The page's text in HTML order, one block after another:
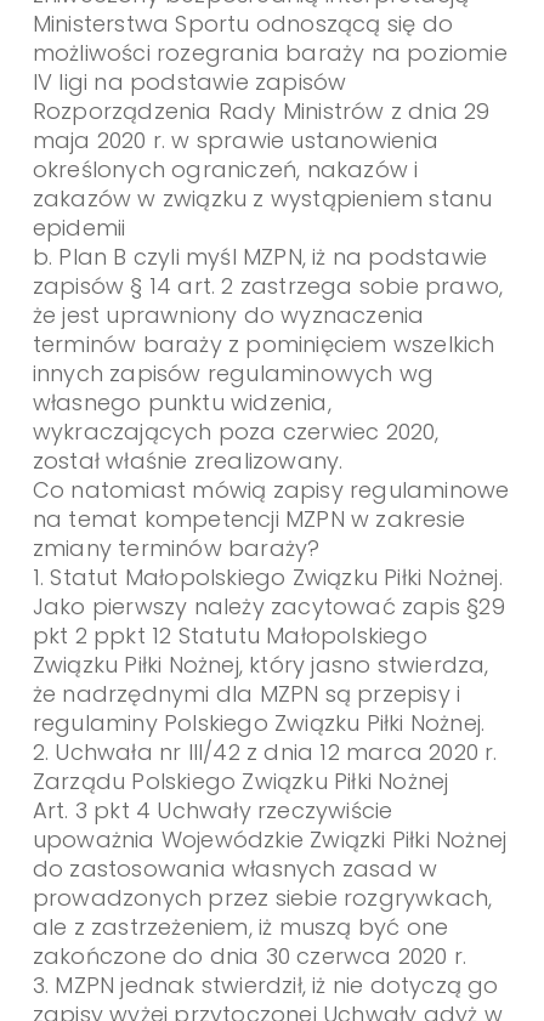
Ministerstwa Sportu odnoszącą się do
możliwości rozegrania baraży na poziomie
IV ligi na podstawie zapisów
Rozporządzenia Rady Ministrów z dnia 29
maja 2020 r. w sprawie ustanowienia
określonych ograniczeń, nakazów i
zakazów w związku z wystąpieniem stanu
epidemii
b. Plan B czyli myśl MZPN, iż na podstawie
zapisów § 14 art. 2 zastrzega sobie prawo,
że jest uprawniony do wyznaczenia
terminów baraży z pominięciem wszelkich
innych zapisów regulaminowych wg
własnego punktu widzenia,
wykraczających poza czerwiec 2020,
został właśnie zrealizowany.
Co natomiast mówią zapisy regulaminowe
na temat kompetencji MZPN w zakresie
zmiany terminów baraży?
1. Statut Małopolskiego Związku Piłki Nożnej.
Jako pierwszy należy zacytować zapis §29
pkt 2 ppkt 12 Statutu Małopolskiego
Związku Piłki Nożnej, który jasno stwierdza,
że nadrzędnymi dla MZPN są przepisy i
regulaminy Polskiego Związku Piłki Nożnej.
2. Uchwała nr III/42 z dnia 12 marca 2020 r.
Zarządu Polskiego Związku Piłki Nożnej
Art. 3 pkt 4 Uchwały rzeczywiście
upoważnia Wojewódzkie Związki Piłki Nożnej
do zastosowania własnych zasad w
prowadzonych przez siebie rozgrywkach,
ale z zastrzeżeniem, iż muszą być one
zakończone do dnia 30 czerwca 2020 r.
3. MZPN jednak stwierdził, iż nie dotyczą go
zapisy wyżej przytoczonej Uchwały gdyż w